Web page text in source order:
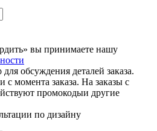
вы принимаете нашу
обсуждения деталей заказа.
с момента заказа. На заказы с
промокодыи другие
по дизайну